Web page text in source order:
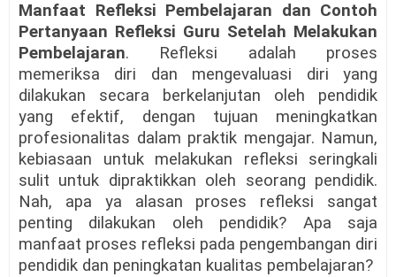
Manfaat Refleksi Pembelajaran dan Contoh
Pertanyaan Refleksi Guru Setelah Melakukan
Pembelajaran. Refleksi adalah proses
memeriksa diri dan mengevaluasi diri yang
dilakukan secara berkelanjutan oleh pendidik
yang efektif, dengan tujuan meningkatkan
profesionalitas dalam praktik mengajar. Namun,
kebiasaan untuk melakukan refleksi seringkali
sulit untuk dipraktikkan oleh seorang pendidik.
Nah, apa ya alasan proses refleksi sangat
penting dilakukan oleh pendidik? Apa saja
manfaat proses refleksi pada pengembangan diri
pendidik dan peningkatan kualitas pembelajaran?